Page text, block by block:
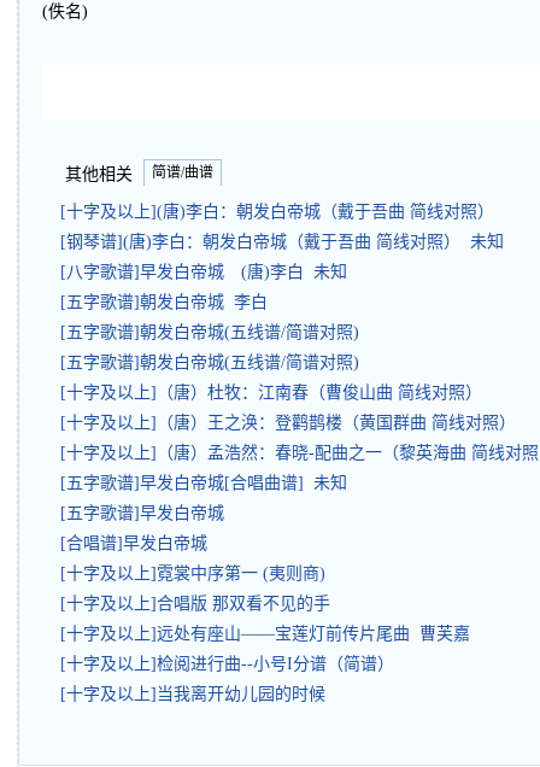
(佚名)
其他相关 简谱/曲谱
[十字及以上](唐)李白：朝发白帝城（戴于吾曲 简线对照）
[钢琴谱](唐)李白：朝发白帝城（戴于吾曲 简线对照） 未知
[八字歌谱]早发白帝城 (唐)李白 未知
[五字歌谱]朝发白帝城 李白
[五字歌谱]朝发白帝城(五线谱/简谱对照)
[五字歌谱]朝发白帝城(五线谱/简谱对照)
[十字及以上]（唐）杜牧：江南春（曹俊山曲 简线对照）
[十字及以上]（唐）王之涣：登鹳鹊楼（黄国群曲 简线对照）
[十字及以上]（唐）孟浩然：春晓-配曲之一（黎英海曲 简线对
[五字歌谱]早发白帝城[合唱曲谱] 未知
[五字歌谱]早发白帝城
[合唱谱]早发白帝城
[十字及以上]霓裳中序第一 (夷则商)
[十字及以上]合唱版 那双看不见的手
[十字及以上]远处有座山——宝莲灯前传片尾曲 曹芙嘉
[十字及以上]检阅进行曲--小号I分谱（简谱）
[十字及以上]当我离开幼儿园的时候